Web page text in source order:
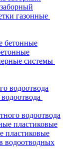
газонные
системы
водоотвода
пластиковые